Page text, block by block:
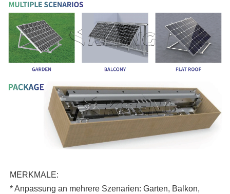
MERKMALE:
* Anpassung an mehrere Szenarien: Garten, Balkon,